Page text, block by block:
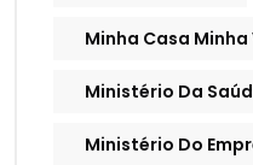
Minha Casa Minha
Ministério Da
Ministério Do